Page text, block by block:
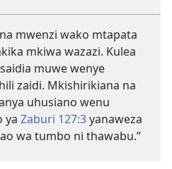
mwenzi wako mtapata
mkiwa wazazi. Kulea
muwe wenye
zaidi. Mkishirikiana na
uhusiano wenu
ya Zaburi 127:3yanaweza
wa tumbo ni thawabu.”